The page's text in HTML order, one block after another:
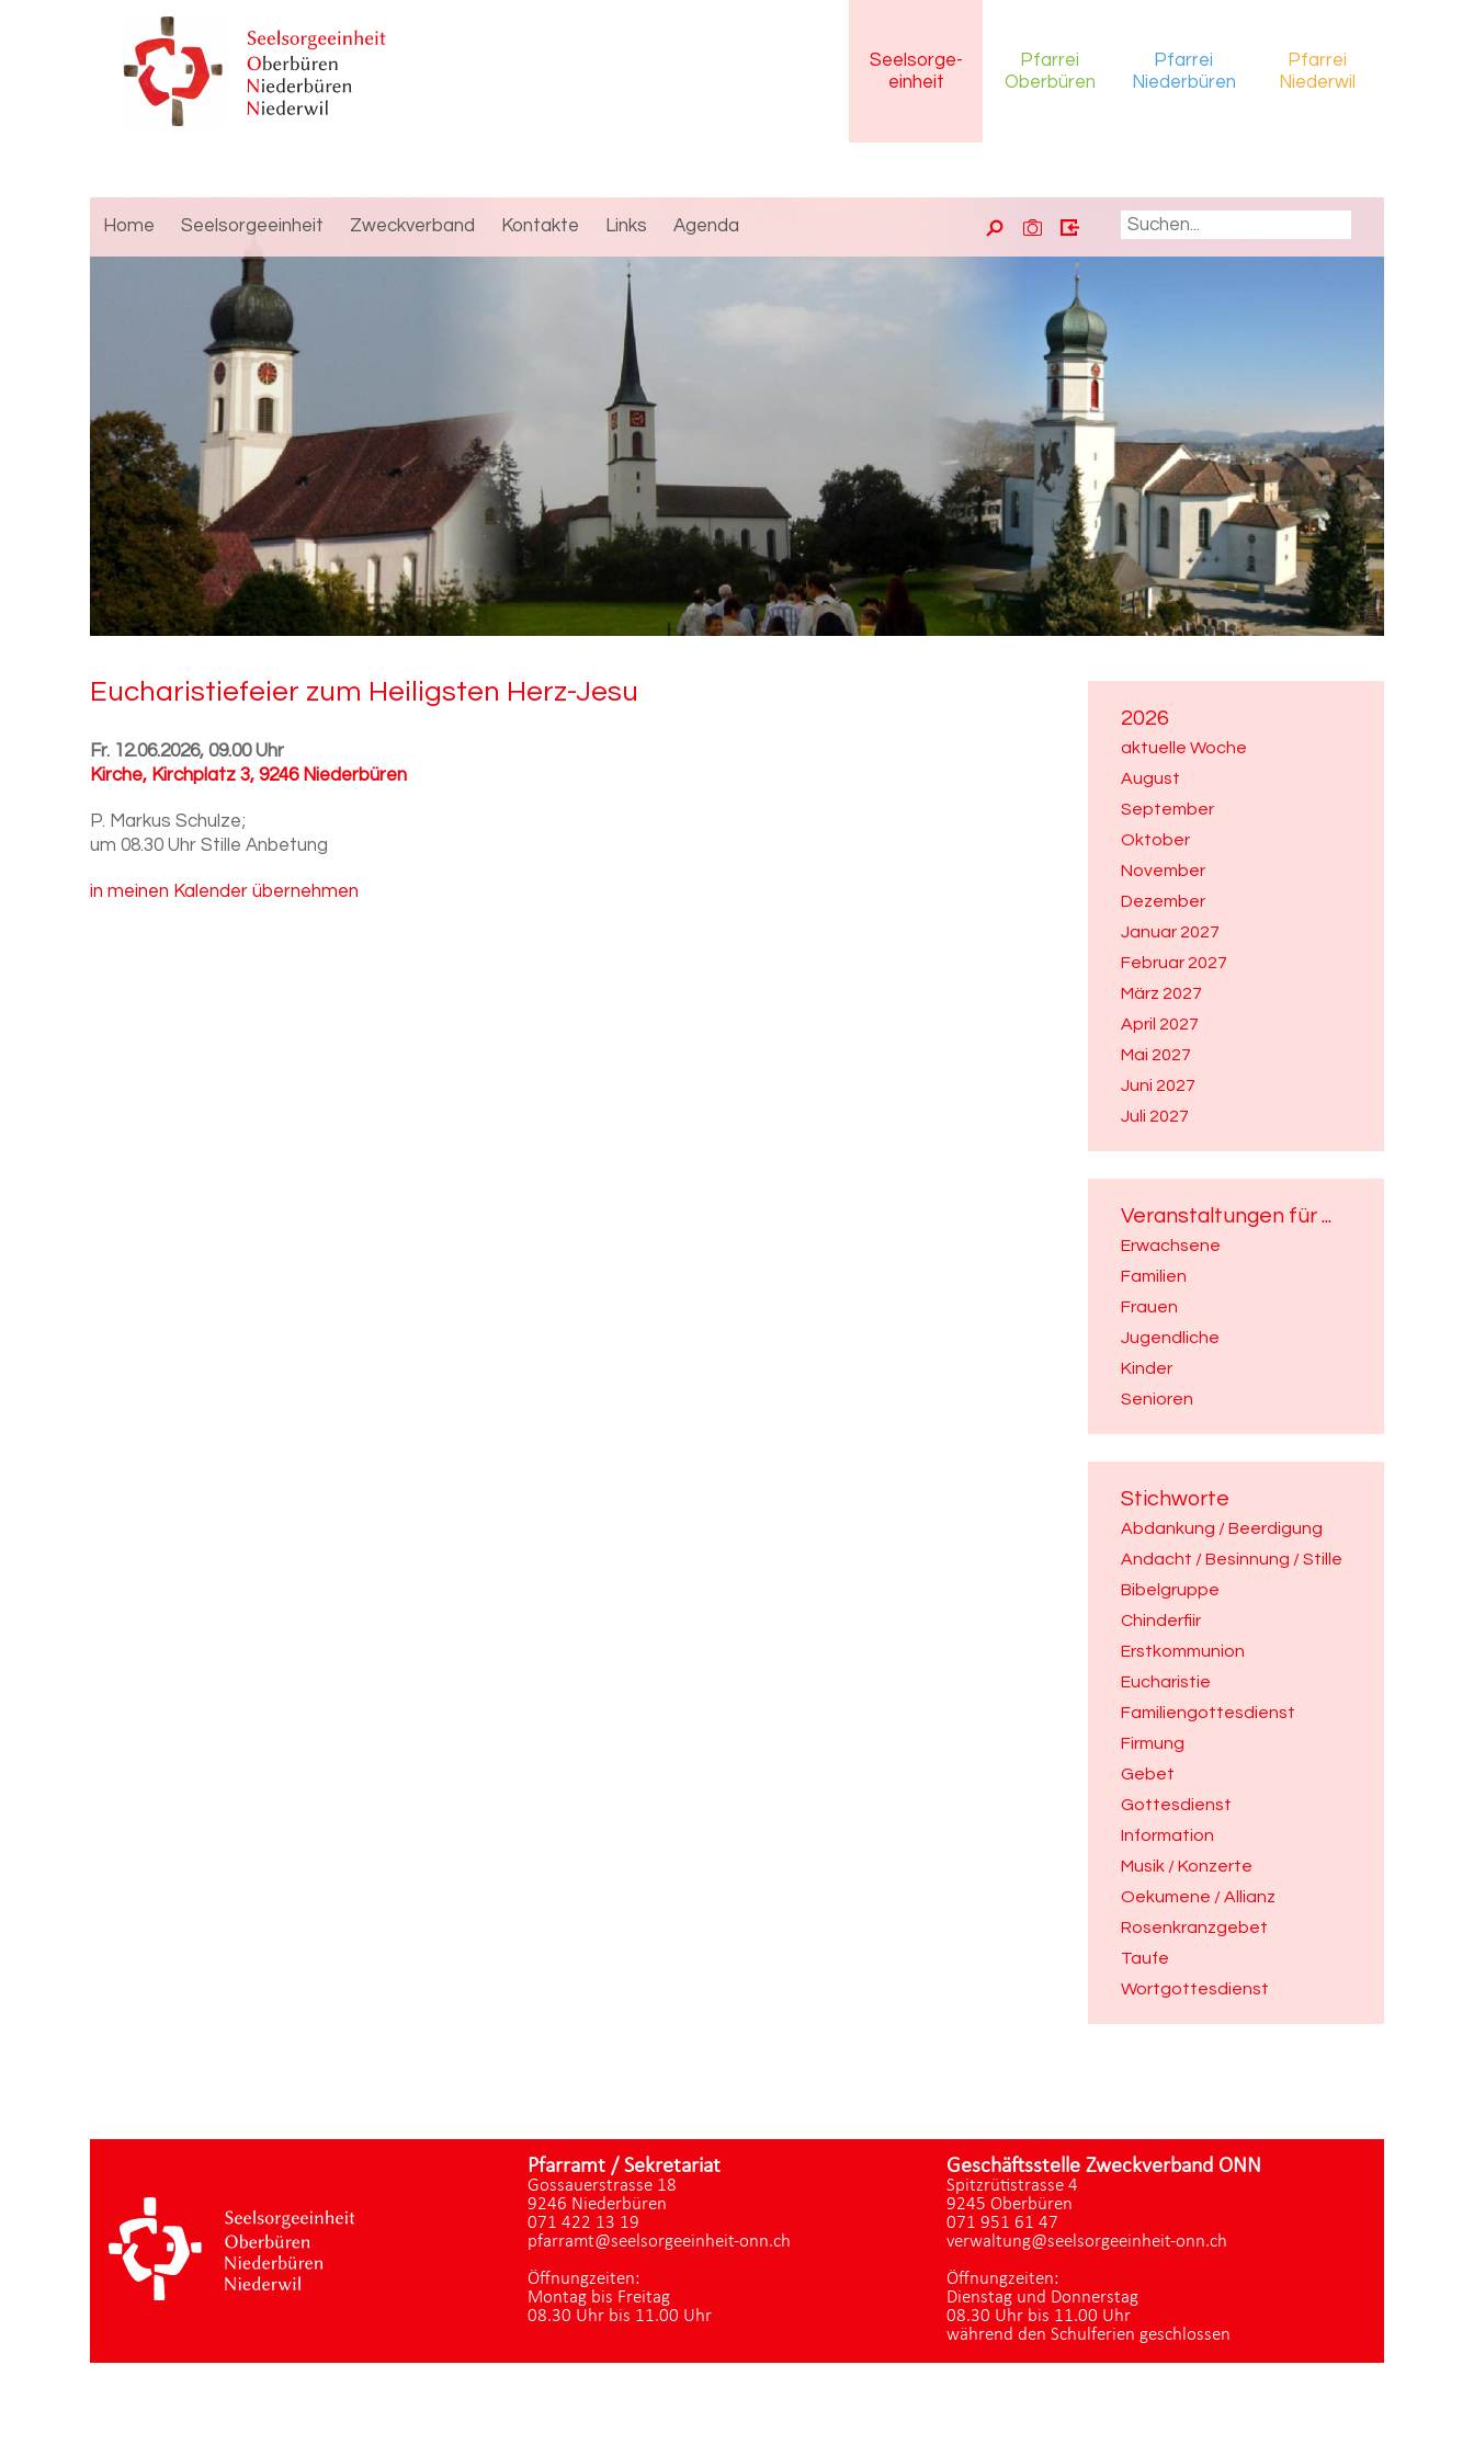
Seelsorge-
einheit
Pfarrei
Oberbüren
Pfarrei
Niederbüren
Pfarrei
Niederwil
Home Seelsorgeeinheit Zweckverband Kontakte Links Agenda
2026
aktuelle Woche
August
September
Oktober
November
Dezember
Januar 2027
Februar 2027
März 2027
April 2027
Mai 2027
Juni 2027
Juli 2027
Veranstaltungen für ...
Erwachsene
Familien
Frauen
Jugendliche
Kinder
Senioren
Stichworte
Abdankung / Beerdigung
Andacht / Besinnung / Stille
Bibelgruppe
Chinderfiir
Erstkommunion
Eucharistie
Familiengottesdienst
Firmung
Gebet
Gottesdienst
Information
Musik / Konzerte
Oekumene / Allianz
Rosenkranzgebet
Taufe
Wortgottesdienst
Eu­cha­ris­tie­fei­er zum Hei­ligs­ten Herz-​Jesu
Fr. 12.06.2026, 09.00 Uhr
Kirche, Kirchplatz 3, 9246 Niederbüren
P. Markus Schulze;
um 08.30 Uhr Stille Anbetung
in meinen Kalender übernehmen
Pfarramt / Sekretariat
Gossauerstrasse 18
9246 Niederbüren
071 422 13 19
pfarramt@seelsorgeeinheit-onn.ch
Öffnungzeiten:
Montag bis Freitag
08.30 Uhr bis 11.00 Uhr
Geschäftsstelle Zweckverband ONN
Spitzrütistrasse 4
9245 Oberbüren
071 951 61 47
verwaltung@seelsorgeeinheit-onn.ch
Öffnungzeiten:
Dienstag und Donnerstag
08.30 Uhr bis 11.00 Uhr
während den Schulferien geschlossen